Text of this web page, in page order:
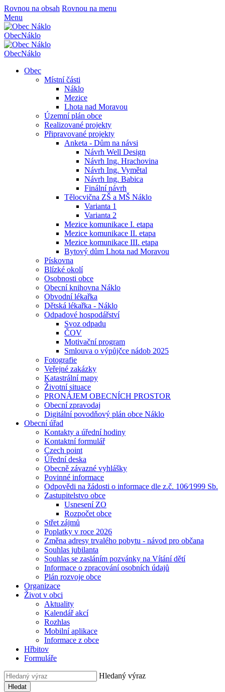
Rovnou na obsah Rovnou na menu
Menu
ObecNáklo
ObecNáklo
Obec
Místní části
Náklo
Mezice
Lhota nad Moravou
Územní plán obce
Realizované projekty
Připravované projekty
Anketa - Dům na návsi
Návrh Well Design
Návrh Ing. Hrachovina
Návrh Ing. Vymětal
Návrh Ing. Babica
Finální návrh
Tělocvična ZŠ a MŠ Náklo
Varianta 1
Varianta 2
Mezice komunikace I. etapa
Mezice komunikace II. etapa
Mezice komunikace III. etapa
Bytový dům Lhota nad Moravou
Pískovna
Blízké okolí
Osobnosti obce
Obecní knihovna Náklo
Obvodní lékařka
Dětská lékařka - Náklo
Odpadové hospodářství
Svoz odpadu
ČOV
Motivační program
Smlouva o výpůjčce nádob 2025
Fotografie
Veřejné zakázky
Katastrální mapy
Životní situace
PRONÁJEM OBECNÍCH PROSTOR
Obecní zpravodaj
Digitální povodňový plán obce Náklo
Obecní úřad
Kontakty a úřední hodiny
Kontaktní formulář
Czech point
Úřední deska
Obecně závazné vyhlášky
Povinné informace
Odpovědi na žádosti o informace dle z.č. 106⁄1999 Sb.
Zastupitelstvo obce
Usnesení ZO
Rozpočet obce
Střet zájmů
Poplatky v roce 2026
Změna adresy trvalého pobytu - návod pro občana
Souhlas jubilanta
Souhlas se zasláním pozvánky na Vítání dětí
Informace o zpracování osobních údajů
Plán rozvoje obce
Organizace
Život v obci
Aktuality
Kalendář akcí
Rozhlas
Mobilní aplikace
Informace z obce
Hřbitov
Formuláře
Hledaný výraz
Hledat